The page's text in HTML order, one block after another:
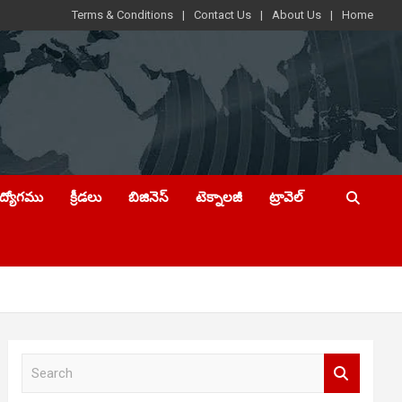
Terms & Conditions Contact Us About Us Home
క్రీడలు బిజినెస్ టెక్నాలజీ ట్రావెల్